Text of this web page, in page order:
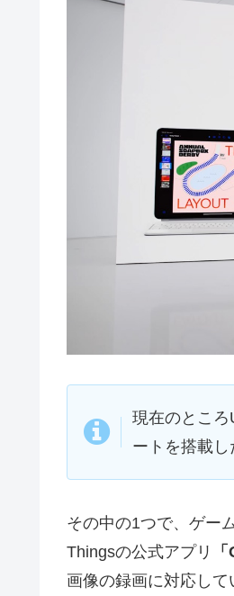
現在のとこ
ートを搭載し
その中の1つで、ゲー
Thingsの公式アプリ
画像の録画に対応して